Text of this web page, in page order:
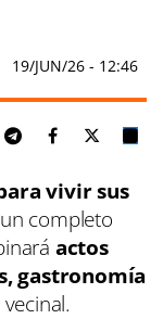
19/JUN/26 - 12:46
vivir sus
completo
actos
gastronomía